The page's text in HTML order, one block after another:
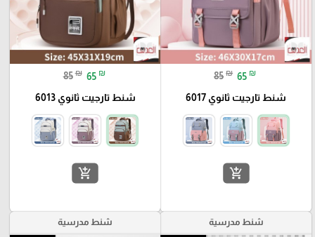
85 ₪ 65 ₪
شنط تارجيت ثانوي 6017
add_shopping_cart
85 ₪ 65 ₪
شنط تارجيت ثانوي 6013
add_shopping_cart
شنط مدرسية شنط مدرسية